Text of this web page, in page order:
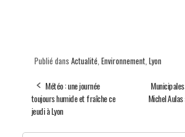
Publié dans Actualité Environnement, Lyon
Météo : une journée
toujours humide et fraîche ce
jeudi à Lyon
Michel